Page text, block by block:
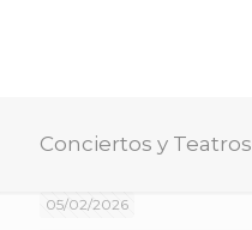
Conciertos y Teatros
05/02/2026